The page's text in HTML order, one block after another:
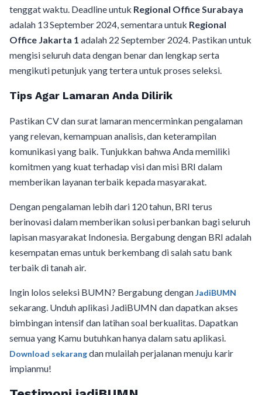
tenggat waktu. Deadline untuk Regional Office Surabaya
adalah 13 September 2024, sementara untuk Regional
Office Jakarta 1 adalah 22 September 2024. Pastikan untuk
mengisi seluruh data dengan benar dan lengkap serta
mengikuti petunjuk yang tertera untuk proses seleksi.
Tips Agar Lamaran Anda Dilirik
Pastikan CV dan surat lamaran mencerminkan pengalaman
yang relevan, kemampuan analisis, dan keterampilan
komunikasi yang baik. Tunjukkan bahwa Anda memiliki
komitmen yang kuat terhadap visi dan misi BRI dalam
memberikan layanan terbaik kepada masyarakat.
Dengan pengalaman lebih dari 120 tahun, BRI terus
berinovasi dalam memberikan solusi perbankan bagi seluruh
lapisan masyarakat Indonesia. Bergabung dengan BRI adalah
kesempatan emas untuk berkembang di salah satu bank
terbaik di tanah air.
Ingin lolos seleksi BUMN? Bergabung denganJadiBUMN
sekarang. Unduh aplikasi JadiBUMN dan dapatkan akses
bimbingan intensif dan latihan soal berkualitas. Dapatkan
semua yang Kamu butuhkan hanya dalam satu aplikasi.
Download sekarangdan mulailah perjalanan menuju karir
impianmu!